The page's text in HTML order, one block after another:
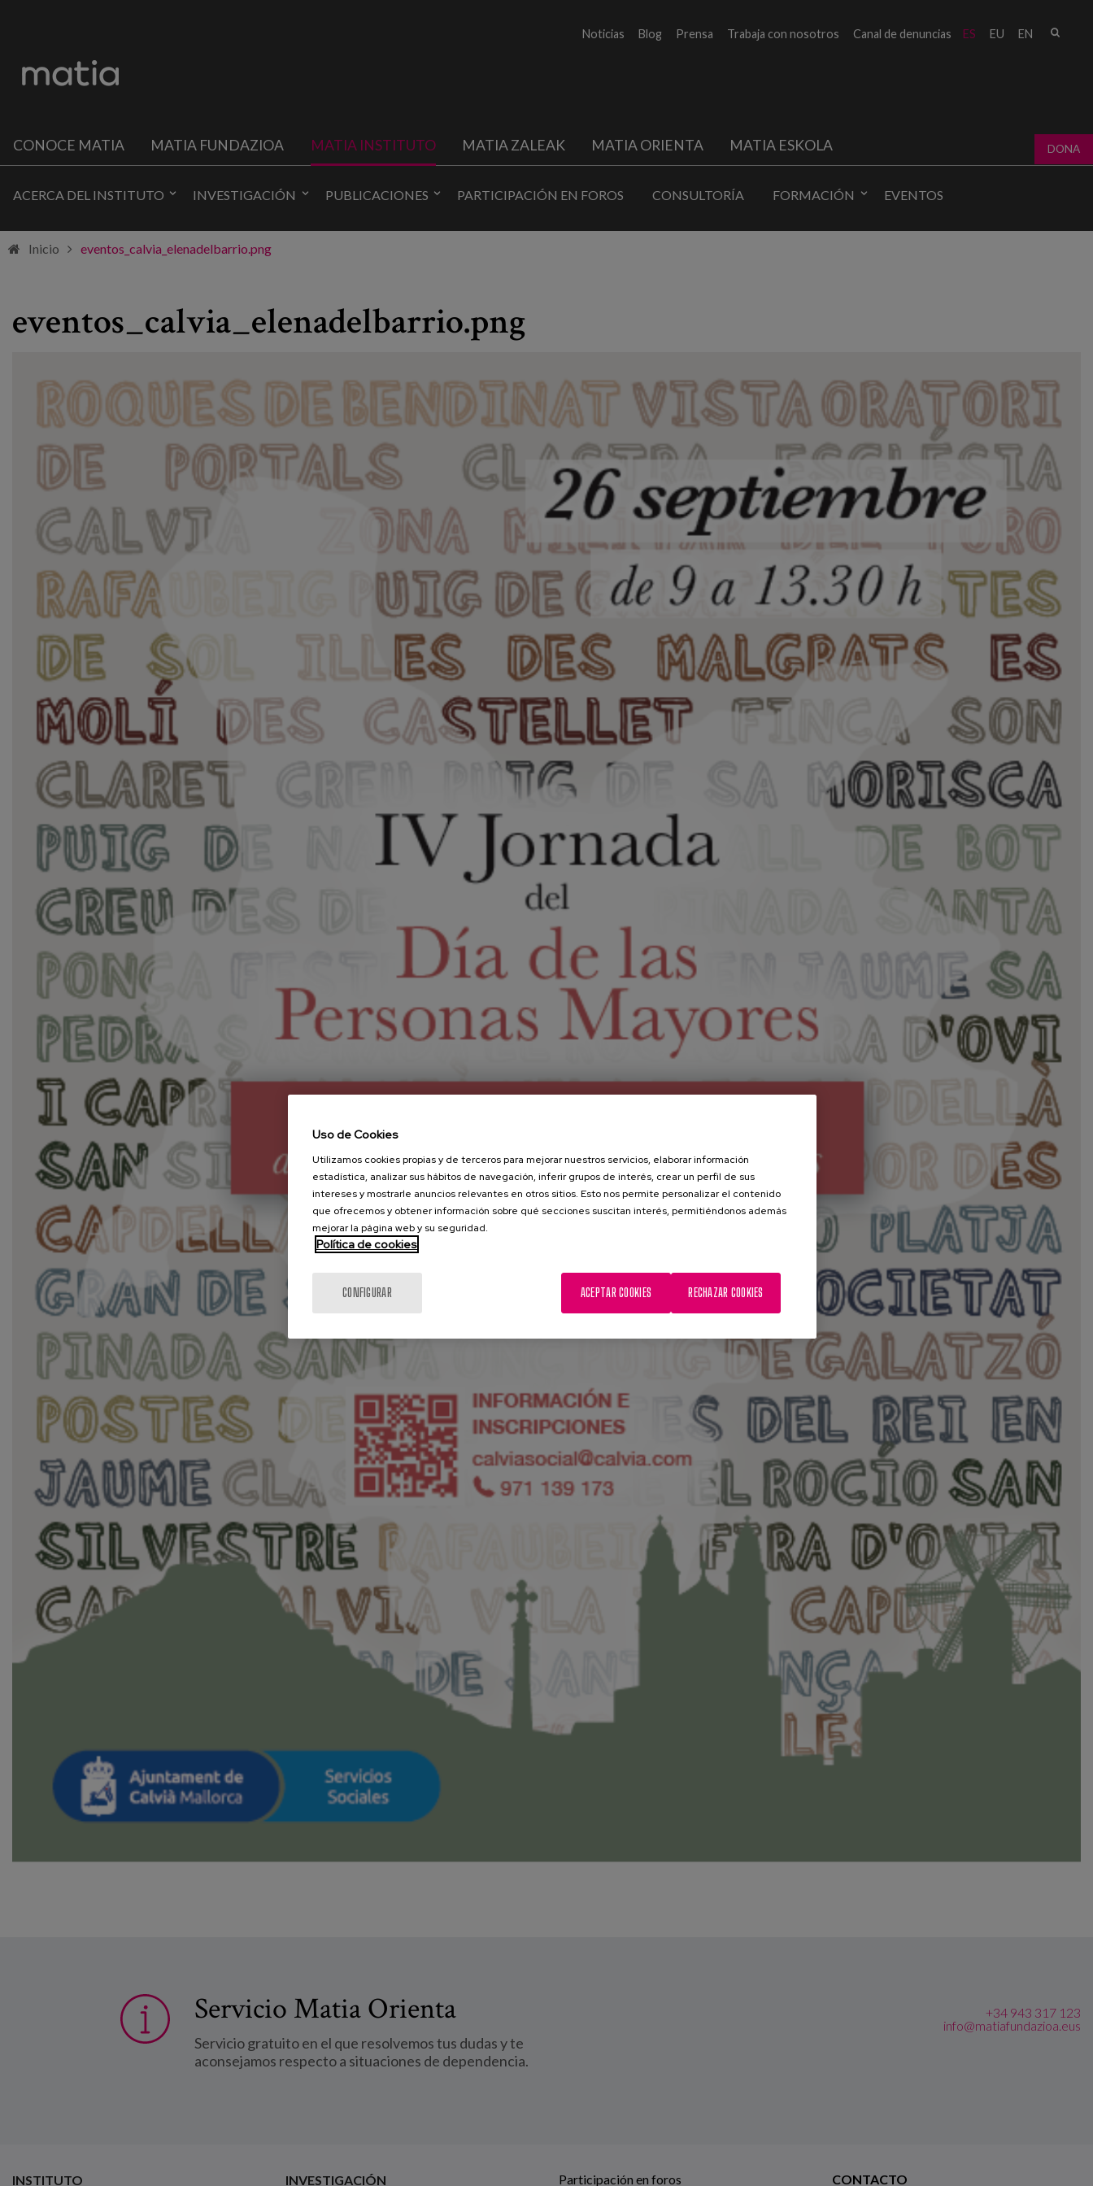
ES EU EN
Noticias Blog Prensa Trabaja con nosotros Canal de denuncias
CONOCE MATIA MATIA FUNDAZIOA MATIA INSTITUTO MATIA ZALEAK MATIA ORIENTA MATIA ESKOLA DONA
ACERCA DEL INSTITUTO INVESTIGACIÓN PUBLICACIONES PARTICIPACIÓN EN FOROS CONSULTORÍA FORMACIÓN EVENTOS
Inicio eventos_calvia_elenadelbarrio.png
eventos_calvia_elenadelbarrio.png
Servicio Matia Orienta
Servicio gratuito en el que resolvemos tus dudas y te
aconsejamos respecto a situaciones de dependencia.
+34 943 317 123
info@matiafundazioa.eus
INSTITUTO INVESTIGACIÓN Participación en foros CONTACTO
Uso de Cookies
Utilizamos cookies propias y de terceros para mejorar nuestros servicios, elaborar información
estadística, analizar sus hábitos de navegación, inferir grupos de interés, crear un perfil de sus
intereses y mostrarle anuncios relevantes en otros sitios. Esto nos permite personalizar el contenido
que ofrecemos y obtener información sobre qué secciones suscitan interés, permitiéndonos además
mejorar la página web y su seguridad.
Política de cookies
CONFIGURAR RECHAZAR COOKIES
ACEPTAR COOKIES